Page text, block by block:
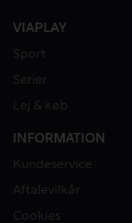
VIAPLAY
Sport
Serier
Lej & køb
INFORMATION
Kundeservice
Aftalevilkår
Cookies